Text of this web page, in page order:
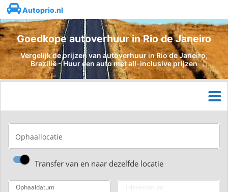
Autoprio.nl
Goedkope autoverhuur in Rio de Janeiro
Vergelijk de prijzen van autoverhuur in Rio de Janeiro,
Brazilië - Huur een auto met all-inclusive prijzen
Ophaallocatie
Transfer van en naar dezelfde locatie
Ophaaldatum